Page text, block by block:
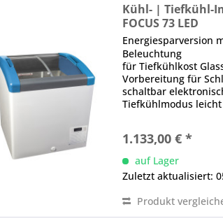
Kühl- | Tiefkühl-
FOCUS 73 LED
Energiesparversion
Beleuchtung
für Tiefkühlkost
Vorbereitung für
schaltbar
Tiefkühlmodus
1.133,00 € *
auf Lager
Zuletzt aktualisiert:
Produkt